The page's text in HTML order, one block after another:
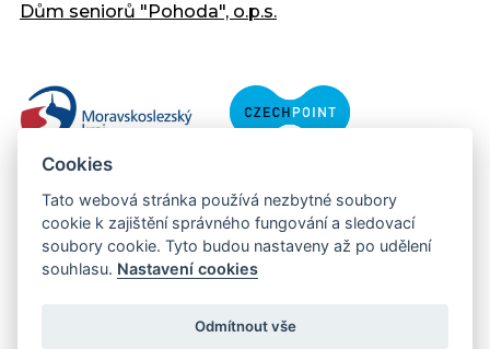
Dům seniorů "Pohoda", o.p.s.
Copyright © 2013 - 2026 Městský úřad Orlová
Cookies
Tato webová stránka používá nezbytné soubory
cookie k zajištění správného fungování a sledovací
soubory cookie. Tyto budou nastaveny až po udělení
souhlasu. Nastavení cookies
Odmítnout vše